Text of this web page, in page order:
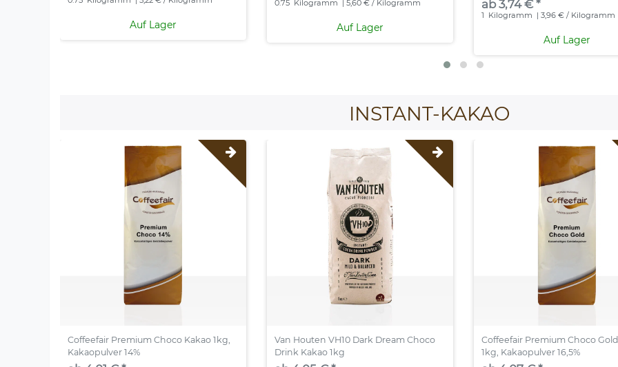
Auf Lager
0.75 Kilogramm | 5,60 € / Kilogramm
Auf Lager
ab 3,74 € *
1 Kilogramm | 3,96 € / Kilogramm
Auf Lager
INSTANT-KAKAO
Coffeefair Premium Choco Kakao 1kg,
Kakaopulver 14%
Van Houten VH10 Dark Dream Choco
Drink Kakao 1kg
Coffeefair Premium Choco
1kg, Kakaopulver 16,5%